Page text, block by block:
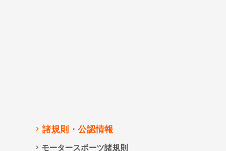
諸規則・公認情報
モータースポーツ諸規則